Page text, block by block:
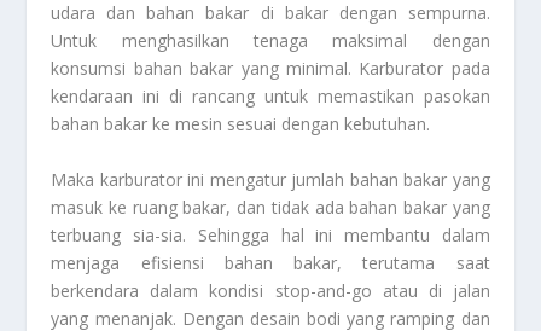
udara dan bahan bakar di bakar dengan sempurna.
Untuk menghasilkan tenaga maksimal dengan
konsumsi bahan bakar yang minimal. Karburator pada
kendaraan ini di rancang untuk memastikan pasokan
bahan bakar ke mesin sesuai dengan kebutuhan.
Maka karburator ini mengatur jumlah bahan bakar yang
masuk ke ruang bakar, dan tidak ada bahan bakar yang
terbuang sia-sia. Sehingga hal ini membantu dalam
menjaga efisiensi bahan bakar, terutama saat
berkendara dalam kondisi stop-and-go atau di jalan
yang menanjak. Dengan desain bodi yang ramping dan